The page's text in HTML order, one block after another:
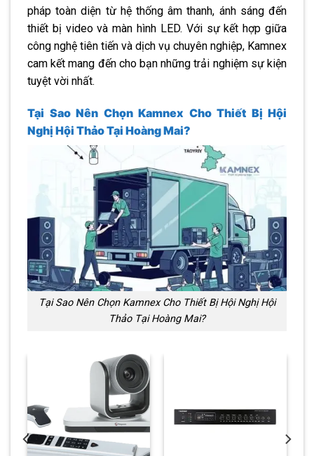
pháp toàn diện từ hệ thống âm thanh, ánh sáng đến
thiết bị video và màn hình LED. Với sự kết hợp giữa
công nghệ tiên tiến và dịch vụ chuyên nghiệp, Kamnex
cam kết mang đến cho bạn những trải nghiệm sự kiện
tuyệt vời nhất.
Tại Sao Nên Chọn Kamnex Cho Thiết Bị Hội
Nghị Hội Thảo Tại Hoàng Mai?
Tại Sao Nên Chọn Kamnex Cho Thiết Bị Hội Nghị Hội
Thảo Tại Hoàng Mai?